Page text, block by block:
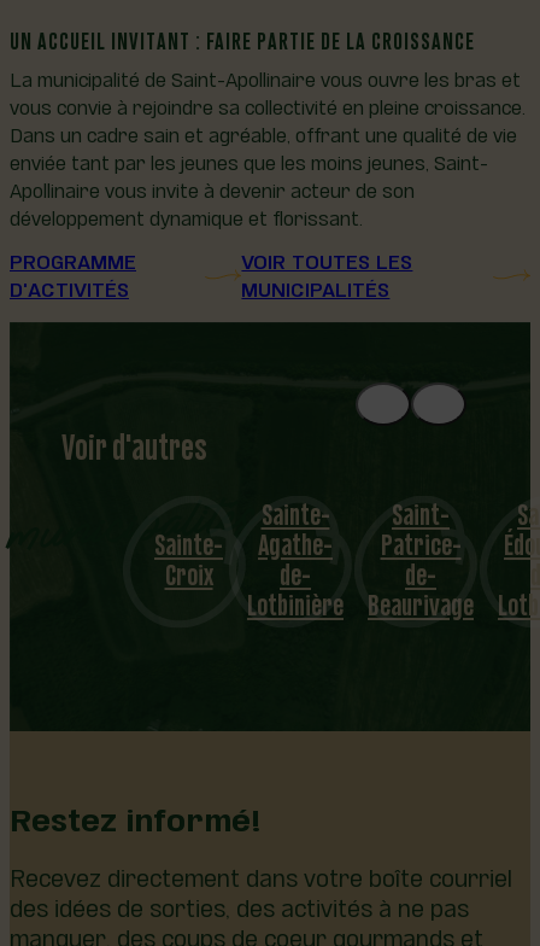
UN ACCUEIL INVITANT : FAIRE PARTIE DE LA CROISSANCE
La municipalité de Saint-Apollinaire vous ouvre les bras et
vous convie à rejoindre sa collectivité en pleine croissance.
Dans un cadre sain et agréable, offrant une qualité de vie
enviée tant par les jeunes que les moins jeunes, Saint-
Apollinaire vous invite à devenir acteur de son
développement dynamique et florissant.
PROGRAMME
D'ACTIVITÉS
VOIR TOUTES LES
MUNICIPALITÉS
Voir d'autres
municipalités
Agathe-
de-
Lotbinière
Saint-
Patrice-
de-
Beaurivage
Saint-
Édouard-
de-
Lotbinière
Restez informé!
Recevez directement dans votre boîte courriel
des idées de sorties, des activités à ne pas